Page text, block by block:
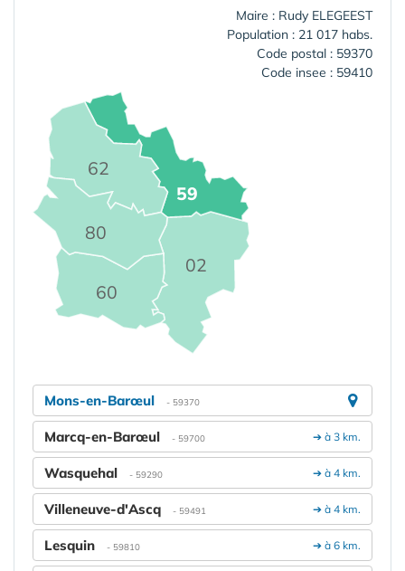
Maire : Rudy ELEGEEST
Population : 21 017 habs.
Code postal : 59370
Code insee : 59410
02
59
60
62
80
Mons-en-Barœul - 59370
➔ à 3 km.
Marcq-en-Barœul - 59700
➔ à 4 km.
Wasquehal - 59290
➔ à 4 km.
Villeneuve-d'Ascq - 59491
➔ à 6 km.
Lesquin - 59810